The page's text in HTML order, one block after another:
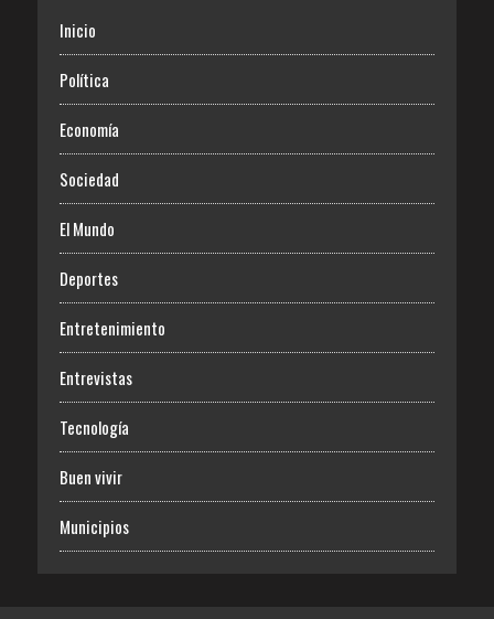
Inicio
Política
Economía
Sociedad
El Mundo
Deportes
Entretenimiento
Entrevistas
Tecnología
Buen vivir
Municipios